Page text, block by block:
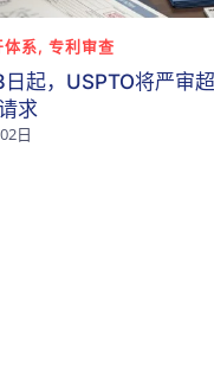
系, 专利审查
日起，USPTO将严审
求
日